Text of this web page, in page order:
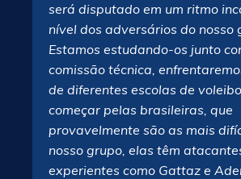
será disputado em um ritmo
nível dos adversários do nosso
Estamos estudando-os junto
comissão técnica,
de diferentes escolas de
começar pelas brasileiras, que
provavelmente são as mais
nosso grupo, elas têm
experientes como Gattaz e